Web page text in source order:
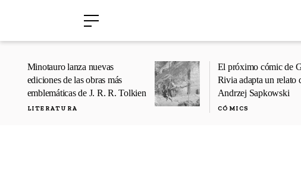
Minotauro lanza nuevas
ediciones de las obras más
emblemáticas de J. R. R. Tolkien
LITERATURA
El próximo cómic de
Rivia adapta un relato
Andrzej Sapkowski
CÓMICS
›